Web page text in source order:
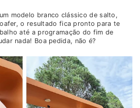
modelo branco clássico de salto,
o resultado fica pronto para te
até a programação do fim de
nada! Boa pedida, não é?